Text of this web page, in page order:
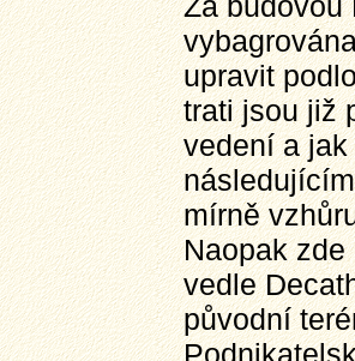
upravit
trati jsou již
vedení a
mírně
Naopak
vedle
původní